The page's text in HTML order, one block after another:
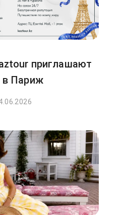
приглашают
в Париж